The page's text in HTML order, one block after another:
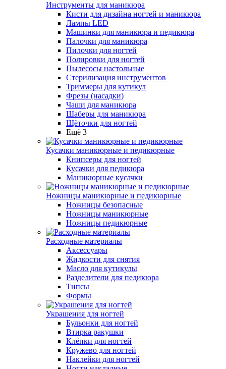
Инструменты для маникюра
Кисти для дизайна ногтей и маникюра
Лампы LED
Машинки для маникюра и педикюра
Палочки для маникюра
Пилочки для ногтей
Полировки для ногтей
Пылесосы настольные
Стерилизация инструментов
Триммеры для кутикул
Фрезы (насадки)
Чаши для маникюра
Шаберы для маникюра
Щёточки для ногтей
Ещё 3
Кусачки маникюрные и педикюрные
Книпсеры для ногтей
Кусачки для педикюра
Маникюрные кусачки
Ножницы маникюрные и педикюрные
Ножницы безопасные
Ножницы маникюрные
Ножницы педикюрные
Расходные материалы
Аксессуары
Жидкости для снятия
Масло для кутикулы
Разделители для педикюра
Типсы
Формы
Украшения для ногтей
Бульонки для ногтей
Втирка ракушки
Клёпки для ногтей
Кружево для ногтей
Наклейки для ногтей